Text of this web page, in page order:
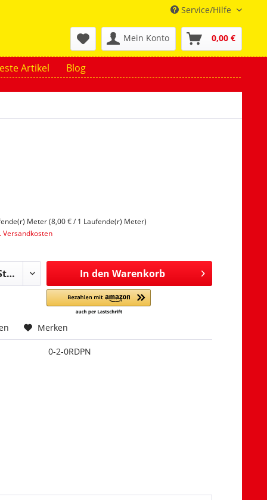
Service/Hilfe
Mein Konto 0,00 €
Artikel Blog
Meter (8,00 € / 1 Laufende(r) Meter)
Versandkosten
In den Warenkorb
Merken
0-2-0RDPN